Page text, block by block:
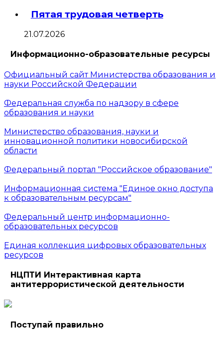
Пятая трудовая четверть
21.07.2026
Информационно-образовательные ресурсы
Официальный сайт Министерства образования и
науки Российской Федерации
Федеральная служба по надзору в сфере
образования и науки
Министерство образования, науки и
инновационной политики новосибирской
области
Федеральный портал "Российское образование"
Информационная система "Единое окно доступа
к образовательным ресурсам"
Федеральный центр информационно-
образовательных ресурсов
Единая коллекция цифровых образовательных
ресурсов
НЦПТИ Интерактивная карта
антитеррористической деятельности
Поступай правильно